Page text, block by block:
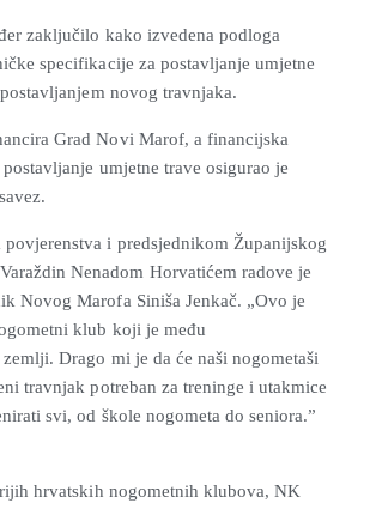
zaključilo kako izvedena podloga
specifikacije za postavljanje umjetne
novog travnjaka.
Grad Novi Marof, a financijska
umjetne trave osigurao je
povjerenstva i predsjednikom Županijskog
Nenadom Horvatićem radove je
Novog Marofa Siniša Jenkač. „Ovo je
klub koji je među
Drago mi je da će naši nogometaši
travnjak potreban za treninge i utakmice
svi, od škole nogometa do seniora.”
hrvatskih nogometnih klubova, NK